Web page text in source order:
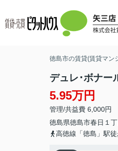
徳島市の賃貸(賃貸マン
デュレ･ボナ
5.95万円
管理/共益費 6,000円
徳島県徳島市春日 １
高徳線「徳島」駅